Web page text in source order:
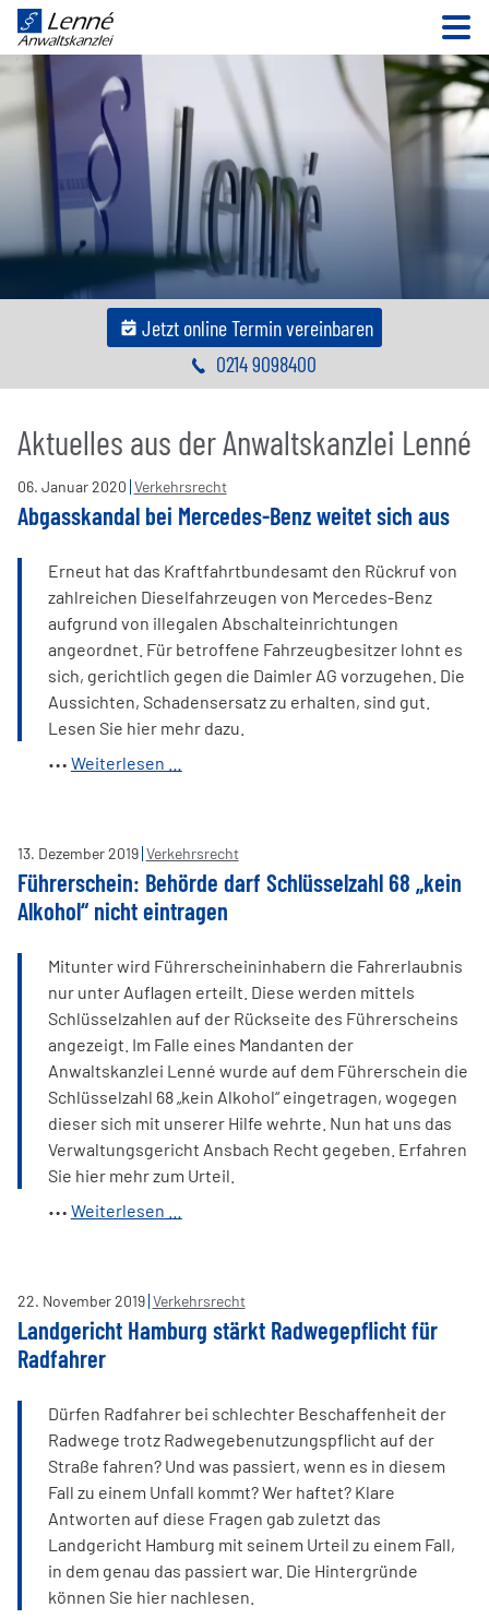
Jetzt online Termin vereinbaren
0214 9098400
Aktuelles aus der Anwaltskanzlei Lenné
06. Januar2020 Verkehrsrecht
Abgasskandal bei Mercedes-Benz weitet sich aus
Erneut hat das Kraftfahrtbundesamt den Rückruf von
zahlreichen Dieselfahrzeugen von Mercedes-Benz
aufgrund von illegalen Abschalteinrichtungen
angeordnet. Für betroffene Fahrzeugbesitzer lohnt es
sich, gerichtlich gegen die Daimler AG vorzugehen. Die
Aussichten, Schadensersatz zu erhalten, sind gut.
Lesen Sie hier mehr dazu.
Weiterlesen …
weitet
sich
aus
13. Dezember2019 Verkehrsrecht
Führerschein: Behörde darf Schlüsselzahl 68 „kein
Alkohol“ nicht eintragen
Mitunter wird Führerscheininhabern die Fahrerlaubnis
nur unter Auflagen erteilt. Diese werden mittels
Schlüsselzahlen auf der Rückseite des Führerscheins
angezeigt. Im Falle eines Mandanten der
Anwaltskanzlei Lenné wurde auf dem Führerschein die
Schlüsselzahl 68 „kein Alkohol“ eingetragen, wogegen
dieser sich mit unserer Hilfe wehrte. Nun hat uns das
Verwaltungsgericht Ansbach Recht gegeben. Erfahren
Sie hier mehr zum Urteil.
Weiterlesen …
68
„kein
eintragen
22. November2019 Verkehrsrecht
Landgericht Hamburg stärkt Radwegepflicht für
Radfahrer
Dürfen Radfahrer bei schlechter Beschaffenheit der
Radwege trotz Radwegebenutzungspflicht auf der
Straße fahren? Und was passiert, wenn es in diesem
Fall zu einem Unfall kommt? Wer haftet? Klare
Antworten auf diese Fragen gab zuletzt das
Landgericht Hamburg mit seinem Urteil zu einem Fall,
in dem genau das passiert war. Die Hintergründe
können Sie hier nachlesen.